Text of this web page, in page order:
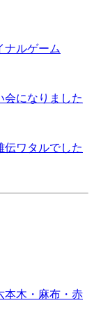
ナルゲーム
会になりました
伝ワタルでした
本木・麻布・赤